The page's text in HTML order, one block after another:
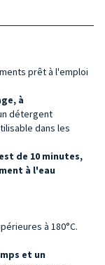
prêt à l'emploi
à
détergent
dans les
de 10 minutes,
à l'eau
à 180°C.
et un